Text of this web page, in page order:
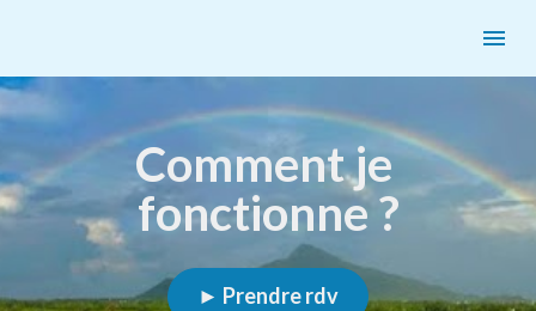
Comment je
fonctionne ?
► Prendre rdv